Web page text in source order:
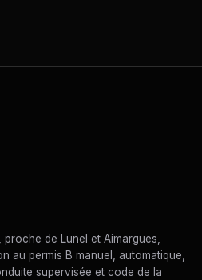
de Lunel et Aimargues,
au permis B manuel, automatique,
supervisée et code de la